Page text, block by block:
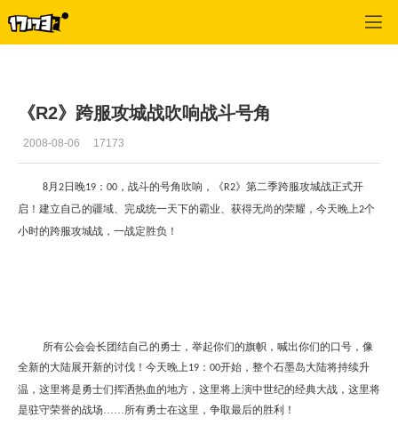
《R2》跨服攻城战吹响战斗号角
2008-08-06 17173
8月 2日晚19 ： 00 ，战斗的号角吹响，《 R2》第二季跨服攻城战正式开
启！建立自己的疆域、完成统一天下的霸业、获得无尚的荣耀，今天晚上2个
小时的跨服攻城战，一战定胜负！
所有公会会长团结自己的勇士，举起你们的旗帜，喊出你们的口号，像
全新的大陆展开新的讨伐！今天晚上19 ： 00开始，整个石墨岛大陆将持续升
温，这里将是勇士们挥洒热血的地方，这里将上演中世纪的经典大战，这里将
是驻守荣誉的战场……所有勇士在这里，争取最后的胜利！